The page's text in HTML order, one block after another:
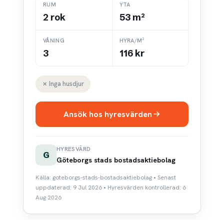
RUM
2 rok
YTA
53 m²
VÅNING
3
HYRA/M²
116 kr
✗ Inga husdjur
Ansök hos hyresvärden
G
HYRESVÄRD
Göteborgs stads bostadsaktiebolag
Källa: goteborgs-stads-bostadsaktiebolag • Senast
uppdaterad: 9 Jul 2026 • Hyresvärden kontrollerad: 6
Aug 2026